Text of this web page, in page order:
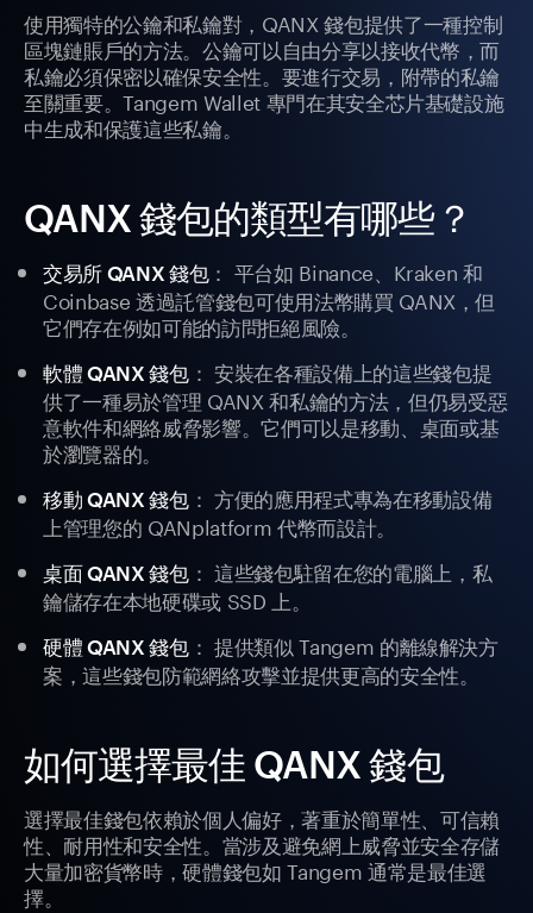
使用獨特的公鑰和私鑰對，QANX 錢包提供了一種控制
區塊鏈賬戶的方法。公鑰可以自由分享以接收代幣，而
私鑰必須保密以確保安全性。要進行交易，附帶的私鑰
至關重要。Tangem Wallet 專門在其安全芯片基礎設施
中生成和保護這些私鑰。
QANX 錢包的類型有哪些？
交易所 QANX 錢包： 平台如 Binance、Kraken 和
Coinbase 透過託管錢包可使用法幣購買 QANX，但
它們存在例如可能的訪問拒絕風險。
軟體 QANX 錢包： 安裝在各種設備上的這些錢包提
供了一種易於管理 QANX 和私鑰的方法，但仍易受惡
意軟件和網絡威脅影響。它們可以是移動、桌面或基
於瀏覽器的。
移動 QANX 錢包： 方便的應用程式專為在移動設備
上管理您的 QANplatform 代幣而設計。
桌面 QANX 錢包： 這些錢包駐留在您的電腦上，私
鑰儲存在本地硬碟或 SSD 上。
硬體 QANX 錢包： 提供類似 Tangem 的離線解決方
案，這些錢包防範網絡攻擊並提供更高的安全性。
如何選擇最佳 QANX 錢包
選擇最佳錢包依賴於個人偏好，著重於簡單性、可信賴
性、耐用性和安全性。當涉及避免網上威脅並安全存儲
大量加密貨幣時，硬體錢包如 Tangem 通常是最佳選
擇。